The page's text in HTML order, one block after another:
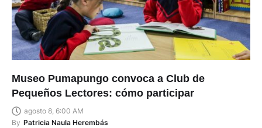
Museo Pumapungo convoca a Club de
Pequeños Lectores: cómo participar
agosto 8, 6:00 AM
By Patricia Naula Herembás